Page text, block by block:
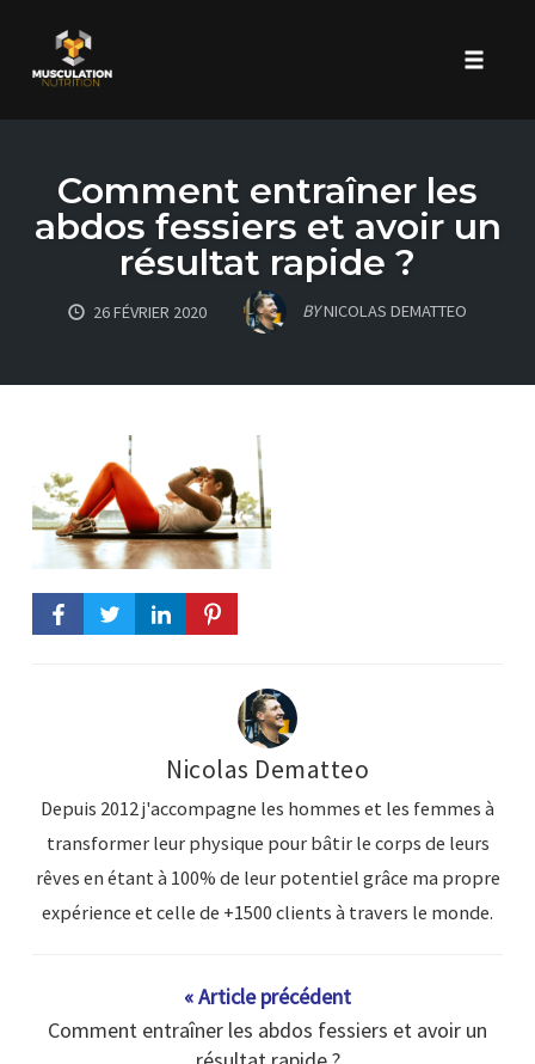
contentComment entraîner les
abdos fessiers et avoir un
résultat rapide ?
26 FÉVRIER 2020 BYNICOLAS DEMATTEO
Nicolas Dematteo
Depuis 2012 j'accompagne les hommes et les femmes à
transformer leur physique pour bâtir le corps de leurs
rêves en étant à 100% de leur potentiel grâce ma propre
expérience et celle de +1500 clients à travers le monde.
« Article précédent
Comment entraîner les abdos fessiers et avoir un